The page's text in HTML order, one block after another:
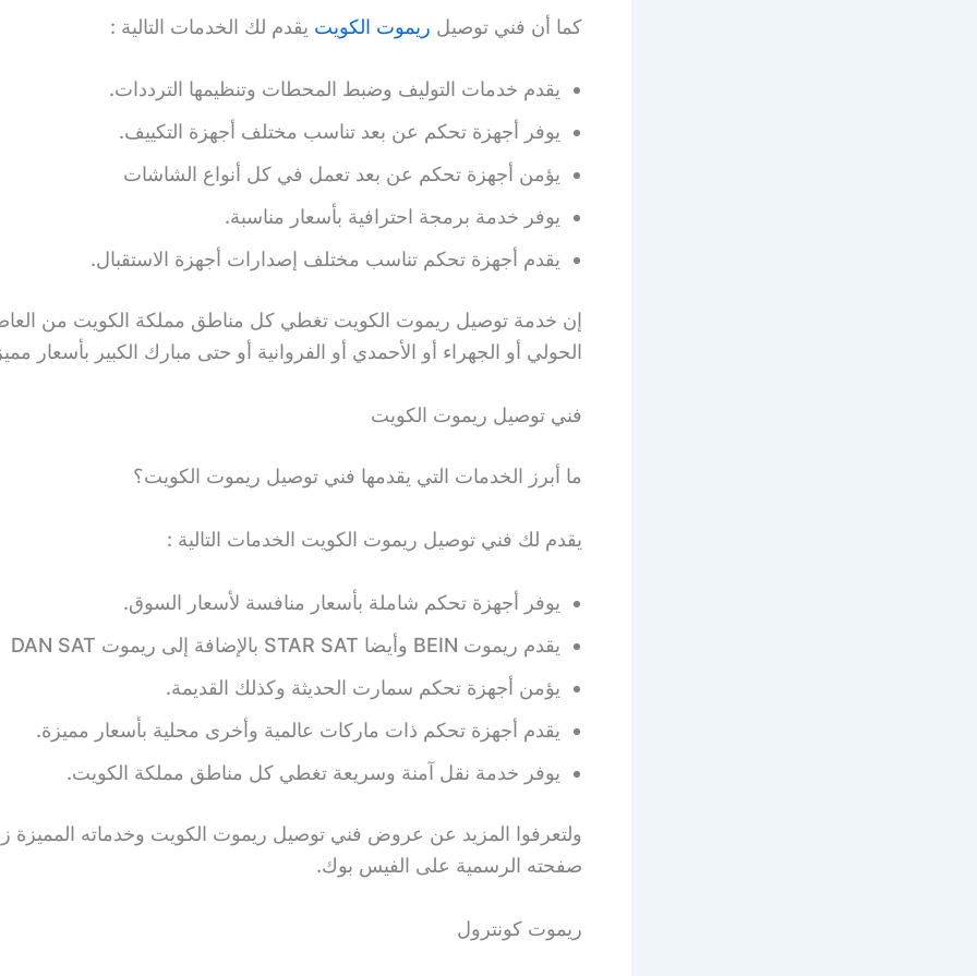
كما أن فني توصيل ريموت الكويت يقدم لك الخدمات التالية :
يقدم خدمات التوليف وضبط المحطات وتنظيمها الترددات.
يوفر أجهزة تحكم عن بعد تناسب مختلف أجهزة التكييف.
يؤمن أجهزة تحكم عن بعد تعمل في كل أنواع الشاشات
يوفر خدمة برمجة احترافية بأسعار مناسبة.
يقدم أجهزة تحكم تناسب مختلف إصدارات أجهزة الاستقبال.
إن خدمة توصيل ريموت الكويت تغطي كل مناطق مملكة الكويت من
الحولي أو الجهراء أو الأحمدي أو الفروانية أو حتى مبارك الكبير بأسعار
فني توصيل ريموت الكويت
ما أبرز الخدمات التي يقدمها فني توصيل ريموت الكويت؟
يقدم لك فني توصيل ريموت الكويت الخدمات التالية :
يوفر أجهزة تحكم شاملة بأسعار منافسة لأسعار السوق.
يقدم ريموت BEIN وأيضا STAR SAT بالإضافة إلى ريموت DAN SAT
يؤمن أجهزة تحكم سمارت الحديثة وكذلك القديمة.
يقدم أجهزة تحكم ذات ماركات عالمية وأخرى محلية بأسعار مميزة.
يوفر خدمة نقل آمنة وسريعة تغطي كل مناطق مملكة الكويت.
ولتعرفوا المزيد عن عروض فني توصيل ريموت الكويت وخدماته المميزة
صفحته الرسمية على الفيس بوك.
ريموت كونترول